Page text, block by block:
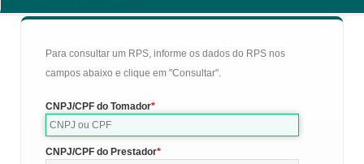
Para consultar um RPS, informe os dados do RPS nos
campos abaixo e clique em "Consultar".
CNPJ/CPF do Tomador
CNPJ/CPF do Prestador